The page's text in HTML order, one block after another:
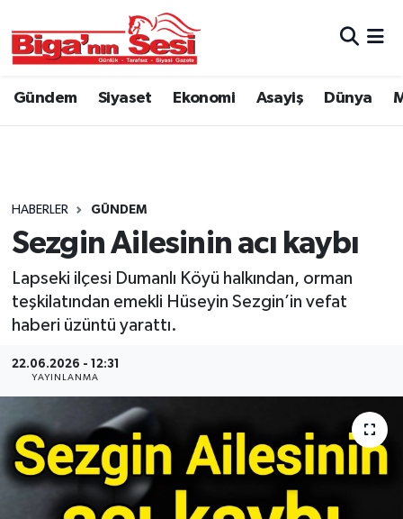
Gündem Siyaset Ekonomi Asayiş Dünya
HABERLER GÜNDEM
Sezgin Ailesinin acı kaybı
Lapseki ilçesi Dumanlı Köyü halkından, orman
teşkilatından emekli Hüseyin Sezgin’in vefat
haberi üzüntü yarattı.
22.06.2026 - 12:31
YAYINLANMA
Asayiş
Belediye
Dünya
Eğitim
Gündem
Hava Durumu
Çanakkale Hava Durumu
Tüm Manşetler
Son Dakika Haberleri
Haber Arşivi